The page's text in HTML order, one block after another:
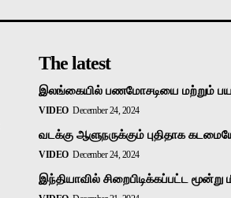
The latest
இலங்கையில் பணமோசடியை மற்றும்
VIDEO December 24, 2024
வடக்கு ஆளுநருக்கும் புதிதாக
VIDEO December 24, 2024
இந்தியாவில் சிறைபிடிக்கப்பட்ட